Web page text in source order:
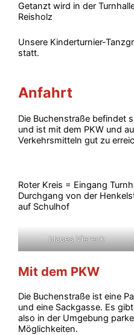
Getanzt wird in der
Reisholz
Unsere Kinderturnier-
statt.
Anfahrt
Die Buchenstraße befindet
und ist mit dem PKW und
Verkehrsmitteln gut zu
Roter Kreis = Eingang
Durchgang von der
auf Schulhof
blaues Viereck
Mit dem PKW
Die Buchenstraße ist eine
und eine Sackgasse. Es
also in der Umgebung
Möglichkeiten.